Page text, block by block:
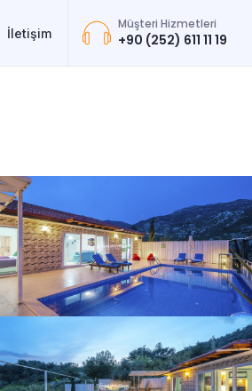
İletişim
Müşteri Hizmetleri
+90 (252) 611 11 19